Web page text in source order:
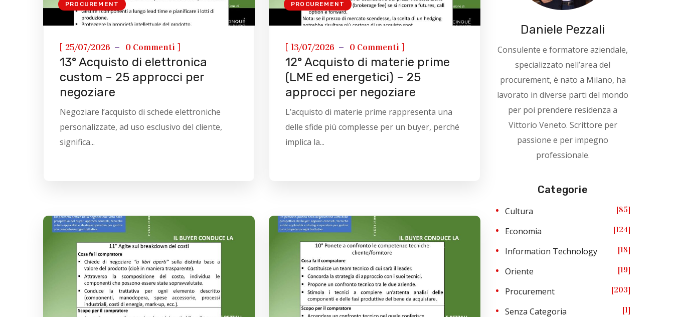
PROCUREMENT
[ 25/07/2026 0 Commenti ]
13° Acquisto di elettronica
custom – 25 approcci per
negoziare
Negoziare l’acquisto di schede elettroniche
personalizzate, ad uso esclusivo del cliente,
significa...
PROCUREMENT
[ 13/07/2026 0 Commenti ]
12° Acquisto di materie prime
(LME ed energetici) – 25
approcci per negoziare
L’acquisto di materie prime rappresenta una
delle sfide più complesse per un buyer, perché
implica la...
Daniele Pezzali
Consulente e formatore aziendale,
specializzato nell’area del
procurement, è nato a Milano, ha
lavorato in diverse parti del mondo
per poi prendere residenza a
Vittorio Veneto. Scrittore per
passione e per impegno
professionale.
Categorie
Cultura 85
Economia 124
Information Technology 18
Oriente 19
Procurement 203
Senza Categoria 1